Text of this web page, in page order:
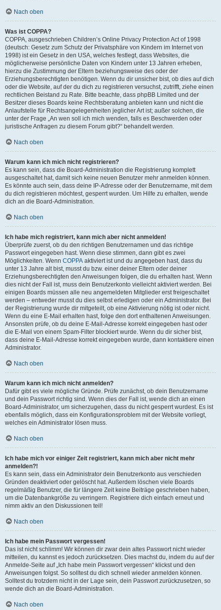
Nach oben
Was ist COPPA?
COPPA, ausgeschrieben Children’s Online Privacy Protection Act of 1998
(deutsch: Gesetz zum Schutz der Privatsphäre von Kindern im Internet von
1998) ist ein Gesetz in den USA, welches festlegt, dass Websites, die
möglicherweise persönliche Daten von Kindern unter 13 Jahren erheben,
hierzu die Zustimmung der Eltern beziehungsweise des oder der
Erziehungsberechtigten benötigen. Wenn du dir unsicher bist, ob dies auf dich
oder die Website, auf der du dich zu registrieren versuchst, zutrifft, ziehe einen
rechtlichen Beistand zu Rate. Bitte beachte, dass phpBB Limited und der
Besitzer dieses Boards keine Rechtsberatung anbieten kann und nicht die
Anlaufstelle für Rechtsangelegenheiten jeglicher Art ist; außer solchen, die
unter der Frage „An wen soll ich mich wenden, falls es Beschwerden oder
juristische Anfragen zu diesem Forum gibt?“ behandelt werden.
Nach oben
Warum kann ich mich nicht registrieren?
Es kann sein, dass die Board-Administration die Registrierung komplett
ausgeschaltet hat, damit sich keine neuen Benutzer mehr anmelden können.
Es könnte auch sein, dass deine IP-Adresse oder der Benutzername, mit dem
du dich registrieren möchtest, gesperrt wurden. Um Hilfe zu erhalten, wende
dich an die Board-Administration.
Nach oben
Ich habe mich registriert, kann mich aber nicht anmelden!
Überprüfe zuerst, ob du den richtigen Benutzernamen und das richtige
Passwort eingegeben hast. Wenn diese stimmen, dann gibt es zwei
Möglichkeiten. Wenn COPPA aktiviert ist und du angegeben hast, dass du
unter 13 Jahre alt bist, musst du bzw. einer deiner Eltern oder deiner
Erziehungsberechtigten den Anweisungen folgen, die du erhalten hast. Wenn
dies nicht der Fall ist, muss dein Benutzerkonto vielleicht aktiviert werden. Bei
einigen Boards müssen alle neu angemeldeten Mitglieder erst freigeschaltet
werden – entweder musst du dies selbst erledigen oder ein Administrator. Bei
der Registrierung wurde dir mitgeteilt, ob eine Aktivierung nötig ist oder nicht.
Wenn du eine E-Mail erhalten hast, folge den dort enthaltenen Anweisungen.
Ansonsten prüfe, ob du deine E-Mail-Adresse korrekt eingegeben hast oder
die E-Mail von einem Spam-Filter blockiert wurde. Wenn du dir sicher bist,
dass deine E-Mail-Adresse korrekt eingegeben wurde, dann kontaktiere einen
Administrator.
Nach oben
Warum kann ich mich nicht anmelden?
Dafür gibt es viele mögliche Gründe. Prüfe zunächst, ob dein Benutzername
und dein Passwort richtig sind. Wenn dies der Fall ist, wende dich an einen
Board-Administrator, um sicherzugehen, dass du nicht gesperrt wurdest. Es ist
ebenfalls möglich, dass ein Konfigurationsproblem mit der Website vorliegt,
welches ein Administrator lösen muss.
Nach oben
Ich habe mich vor einiger Zeit registriert, kann mich aber nicht mehr
anmelden?!
Es kann sein, dass ein Administrator dein Benutzerkonto aus verschieden
Gründen deaktiviert oder gelöscht hat. Außerdem löschen viele Boards
regelmäßig Benutzer, die für längere Zeit keine Beiträge geschrieben haben,
um die Datenbankgröße zu verringern. Registriere dich einfach erneut und
nimm aktiv an den Diskussionen teil!
Nach oben
Ich habe mein Passwort vergessen!
Das ist nicht schlimm! Wir können dir zwar dein altes Passwort nicht wieder
mitteilen, du kannst es jedoch zurücksetzen. Dies machst du, indem du auf der
Anmelde-Seite auf „Ich habe mein Passwort vergessen“ klickst und den
Anweisungen folgst. So solltest du dich schnell wieder anmelden können.
Solltest du trotzdem nicht in der Lage sein, dein Passwort zurückzusetzen, so
wende dich an die Board-Administration.
Nach oben